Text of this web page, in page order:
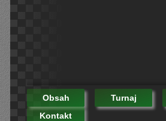
Obsah Turnaj
Kontakt